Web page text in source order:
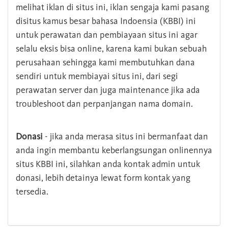
melihat iklan di situs ini, iklan sengaja kami pasang
disitus kamus besar bahasa Indoensia (KBBI) ini
untuk perawatan dan pembiayaan situs ini agar
selalu eksis bisa online, karena kami bukan sebuah
perusahaan sehingga kami membutuhkan dana
sendiri untuk membiayai situs ini, dari segi
perawatan server dan juga maintenance jika ada
troubleshoot dan perpanjangan nama domain.
Donasi - jika anda merasa situs ini bermanfaat dan
anda ingin membantu keberlangsungan onlinennya
situs KBBI ini, silahkan anda kontak admin untuk
donasi, lebih detainya lewat form kontak yang
tersedia.